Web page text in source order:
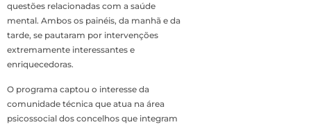
questões relacionadas com a saúde
mental. Ambos os painéis, da manhã e da
tarde, se pautaram por intervenções
extremamente interessantes e
enriquecedoras.
O programa captou o interesse da
comunidade técnica que atua na área
psicossocial dos concelhos que integram